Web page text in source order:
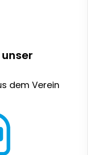
dem Verein